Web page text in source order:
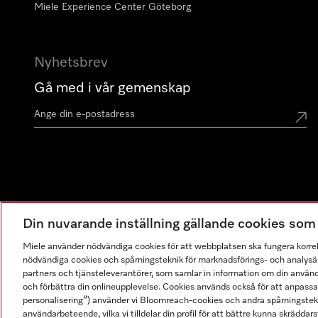
Miele Experience Center Göteborg
Nyhetsbrev
Gå med i vår gemenskap
Din nuvarande inställning gällande cookies
Miele använder nödvändiga cookies för att webbplatsen ska fungera
nödvändiga cookies och spårningsteknik för marknadsförings- och
partners och tjänsteleverantörer, som samlar in information om din
och förbättra din onlineupplevelse. Cookies används också för att
personalisering”) använder vi Bloomreach-cookies och andra
användarbeteende, vilka vi tilldelar din profil för att bättre kunna